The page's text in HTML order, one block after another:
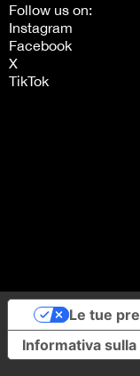
Follow us on:
Instagram
Facebook
X
TikTok
Informativa
Le tue